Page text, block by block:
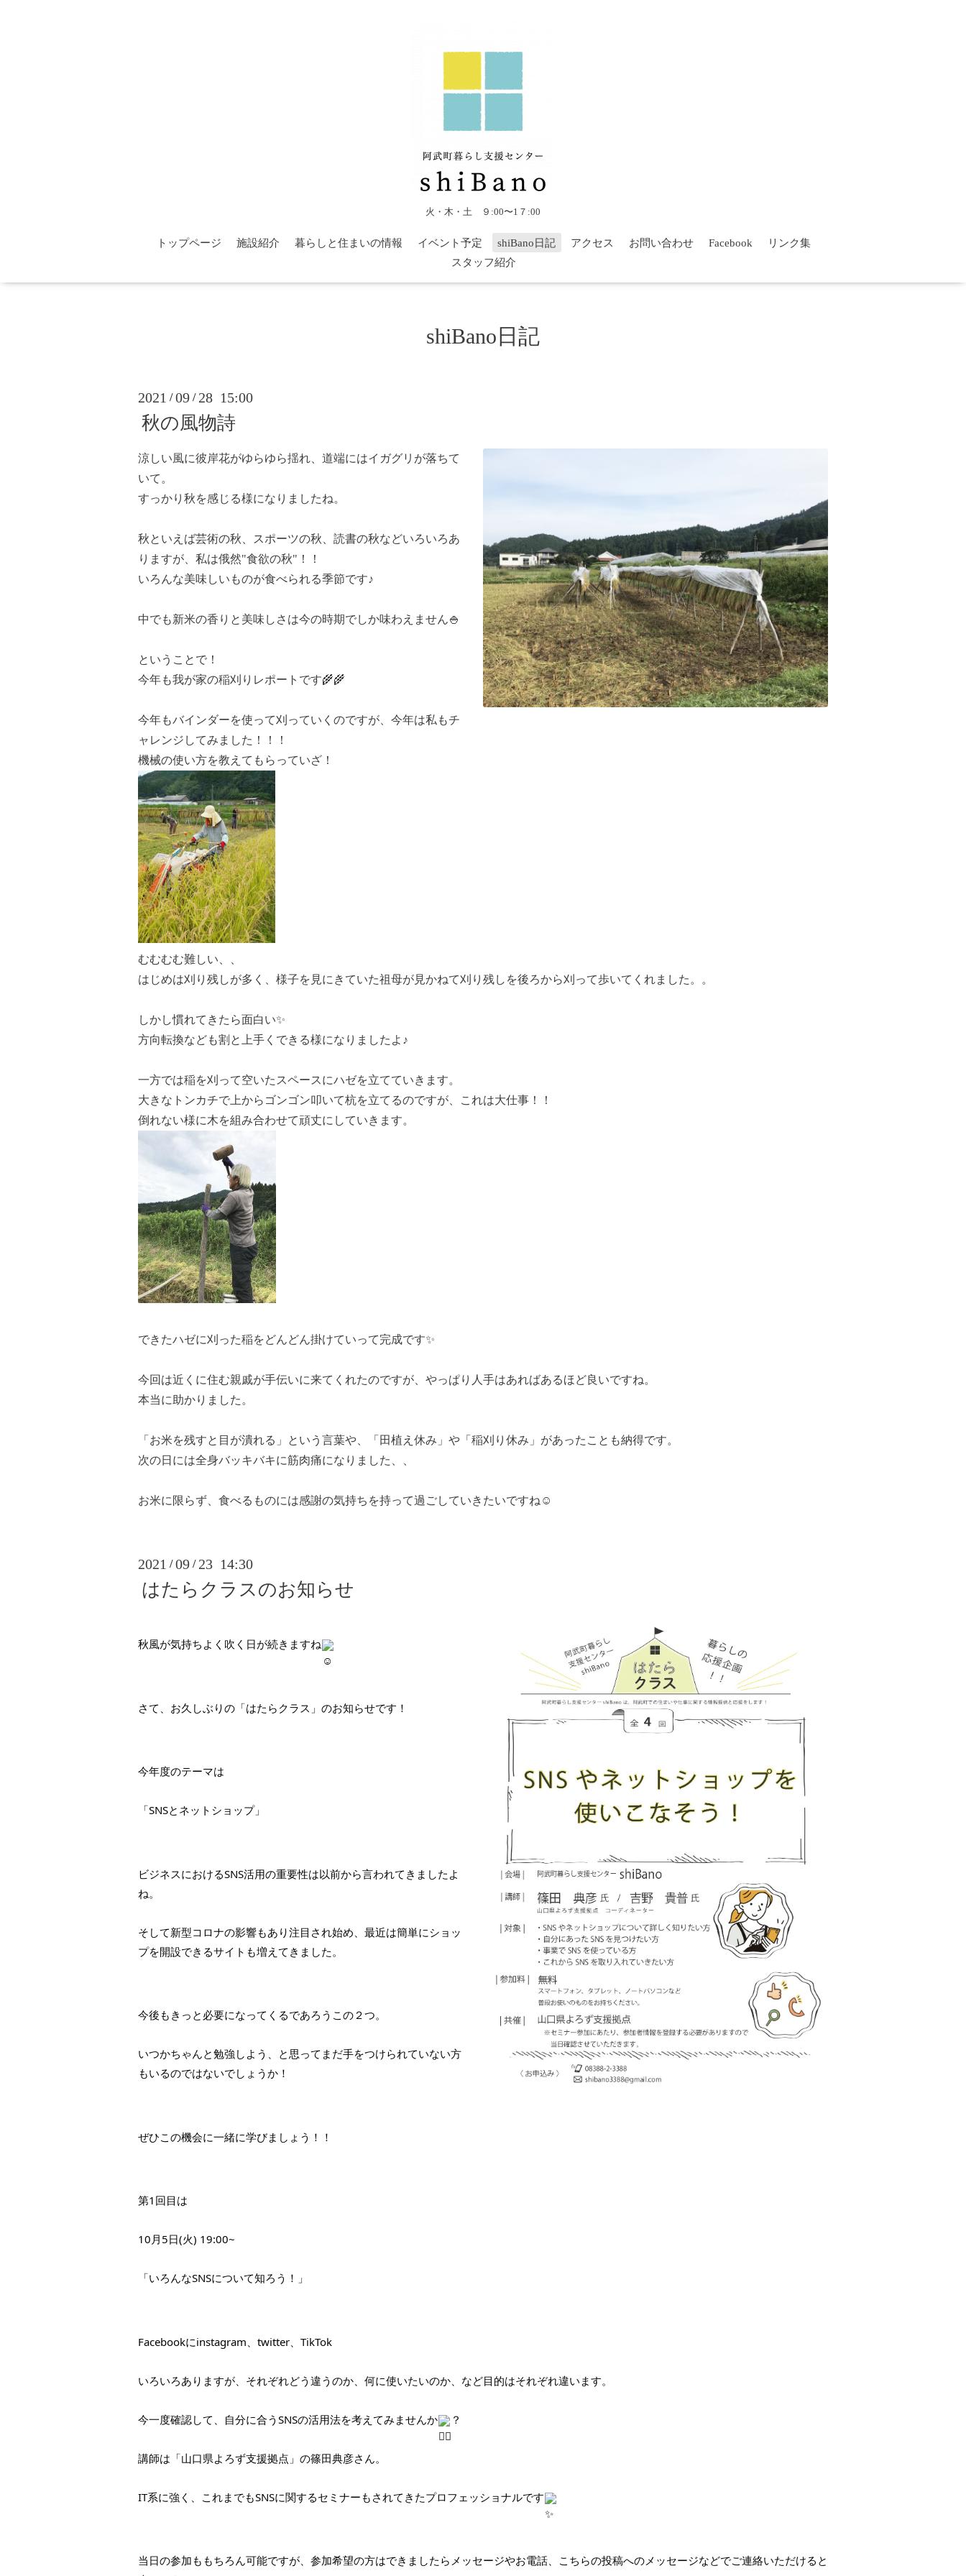
火・木・土 ９:00〜1７:00
トップページ 施設紹介 暮らしと住まいの情報 イベント予定 shiBano日記 アクセス お問い合わせ Facebook
リンク集
スタッフ紹介
shiBano日記
2021 /09 / 28 15:00
秋の風物詩
涼しい風に彼岸花がゆらゆら揺れ、道端にはイガグリが落ちて
いて。
すっかり秋を感じる様になりましたね。
秋といえば芸術の秋、スポーツの秋、読書の秋などいろいろあ
りますが、私は俄然"食欲の秋"！！
いろんな美味しいものが食べられる季節です♪
中でも新米の香りと美味しさは今の時期でしか味わえません🍚
ということで！
今年も我が家の稲刈りレポートです🌾🌾
今年もバインダーを使って刈っていくのですが、今年は私もチ
ャレンジしてみました！！！
機械の使い方を教えてもらっていざ！
むむむむ難しい、、
はじめは刈り残しが多く、様子を見にきていた祖母が見かねて刈り残しを後ろから刈って歩いてくれました。。
しかし慣れてきたら面白い✨
方向転換なども割と上手くできる様になりましたよ♪
一方では稲を刈って空いたスペースにハゼを立てていきます。
大きなトンカチで上からゴンゴン叩いて杭を立てるのですが、これは大仕事！！
倒れない様に木を組み合わせて頑丈にしていきます。
できたハゼに刈った稲をどんどん掛けていって完成です✨
今回は近くに住む親戚が手伝いに来てくれたのですが、やっぱり人手はあればあるほど良いですね。
本当に助かりました。
「お米を残すと目が潰れる」という言葉や、「田植え休み」や「稲刈り休み」があったことも納得です。
次の日には全身バッキバキに筋肉痛になりました、、
お米に限らず、食べるものには感謝の気持ちを持って過ごしていきたいですね☺️
2021 /09 / 23 14:30
はたらクラスのお知らせ
秋風が気持ちよく吹く日が続きますね
さて、お久しぶりの「はたらクラス」のお知らせです！
今年度のテーマは
「SNSとネットショップ」
ビジネスにおけるSNS活用の重要性は以前から言われてきましたよ
ね。
そして新型コロナの影響もあり注目され始め、最近は簡単にショッ
プを開設できるサイトも増えてきました。
今後もきっと必要になってくるであろうこの２つ。
いつかちゃんと勉強しよう、と思ってまだ手をつけられていない方
もいるのではないでしょうか！
ぜひこの機会に一緒に学びましょう！！
第1回目は
10月5日(火) 19:00~
「いろんなSNSについて知ろう！」
Facebookにinstagram、twitter、TikTok
いろいろありますが、それぞれどう違うのか、何に使いたいのか、など目的はそれぞれ違います。
今一度確認して、自分に合うSNSの活用法を考えてみませんか ？
講師は「山口県よろず支援拠点」の篠田典彦さん。
IT系に強く、これまでもSNSに関するセミナーもされてきたプロフェッショナルです
当日の参加ももちろん可能ですが、参加希望の方はできましたらメッセージやお電話、こちらの投稿へのメッセージなどでご連絡いただけると